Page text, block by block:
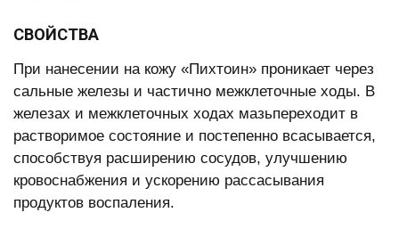
СВОЙСТВА
При нанесении на кожу «Пихтоин» проникает через
сальные железы и частично межклеточные ходы. В
железах и межклеточных ходах мазьпереходит в
растворимое состояние и постепенно всасывается,
способствуя расширению сосудов, улучшению
кровоснабжения и ускорению рассасывания
продуктов воспаления.